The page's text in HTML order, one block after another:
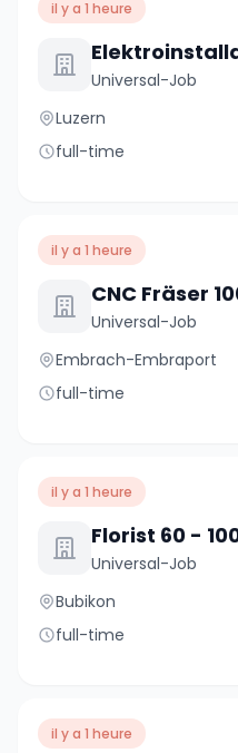
il y a 1 heure
Universal-Job
Luzern
full-time
il y a 1 heure
CNC Fräser
Universal-Job
Embrach-Embraport
full-time
il y a 1 heure
Florist 60 -
Universal-Job
Bubikon
full-time
il y a 1 heure